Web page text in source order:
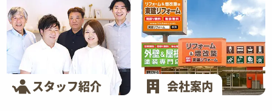
スタッフ紹介 会社案内